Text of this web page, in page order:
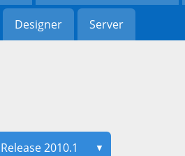
Designer Server
Release 2010.1 ▼